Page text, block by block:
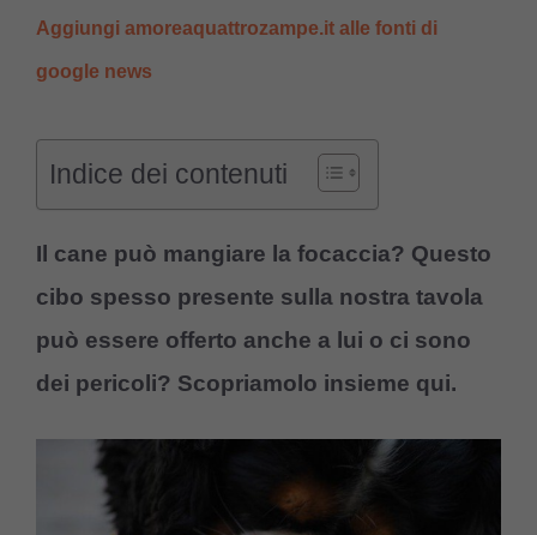
Aggiungi amoreaquattrozampe.it alle fonti di
google news
Indice dei contenuti
Il cane può mangiare la focaccia? Questo
cibo spesso presente sulla nostra tavola
può essere offerto anche a lui o ci sono
dei pericoli? Scopriamolo insieme qui.